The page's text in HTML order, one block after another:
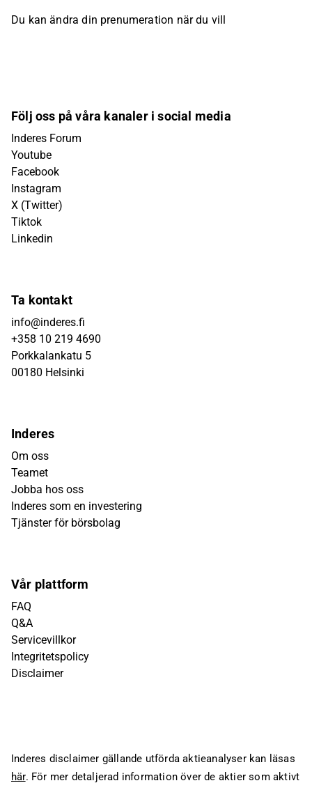
Du kan ändra din prenumeration när du vill
Följ oss på våra kanaler i social media
Inderes Forum
Youtube
Facebook
Instagram
X (Twitter)
Tiktok
Linkedin
Ta kontakt
info@inderes.fi
+358 10 219 4690
Porkkalankatu 5
00180 Helsinki
Inderes
Om oss
Teamet
Jobba hos oss
Inderes som en investering
Tjänster för börsbolag
Vår plattform
FAQ
Q&A
Servicevillkor
Integritetspolicy
Disclaimer
Inderes disclaimer gällande utförda aktieanalyser kan läsas
här. För mer detaljerad information över de aktier som aktivt